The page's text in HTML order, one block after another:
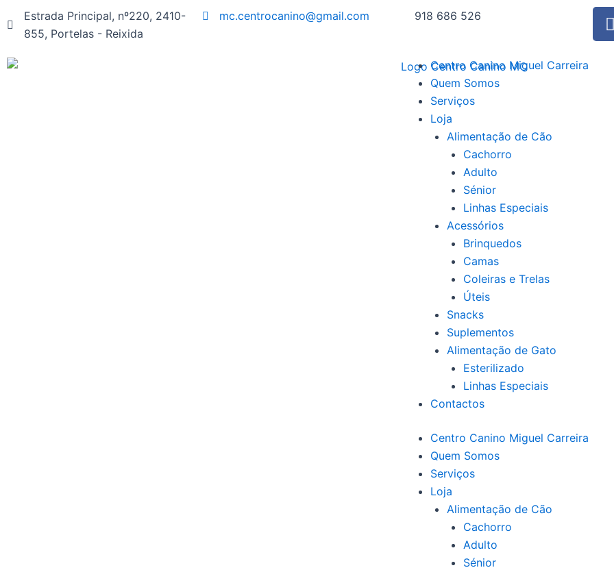
to
Estrada Principal, nº220, 2410-
855, Portelas - Reixida
mc.centrocanino@gmail.com 918 686 526
F
a
Centro Canino Miguel Carreira
Quem Somos
Serviços
Loja
Alimentação de Cão
Cachorro
Adulto
Sénior
Linhas Especiais
Acessórios
Brinquedos
Camas
Coleiras e Trelas
Úteis
Snacks
Suplementos
Alimentação de Gato
Esterilizado
Linhas Especiais
Contactos
Centro Canino Miguel Carreira
Quem Somos
Serviços
Loja
Alimentação de Cão
Cachorro
Adulto
Sénior